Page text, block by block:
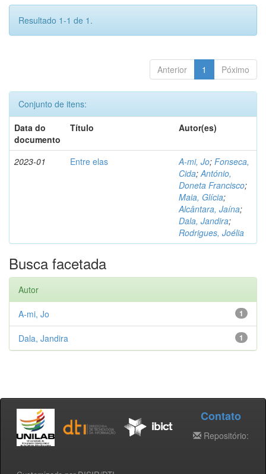
Resultado 1-1 de 1.
Anterior 1 Póximo
Conjunto de itens:
Data do
documento
Título Autor(es)
2023-01 Entre elas A-mi, Jo; Fonseca,
Cida;António,
Doneta Francisco;
Maia, Glícia;
Alcântara, Jaína;
Dala, Jandira;
Rodrigues, Joélia
Busca facetada
Autor
1
A-mi, Jo
1
Dala, Jandira
Contato
Repositório: